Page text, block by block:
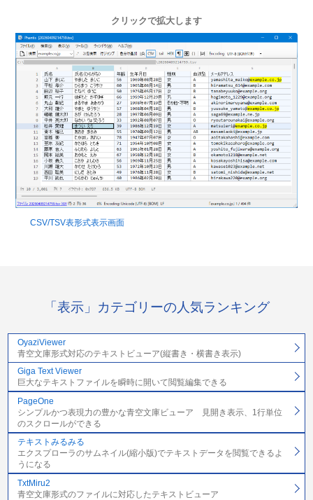
クリックで拡大します
CSV/TSV表形式表示画面
「表示」カテゴリーの人気ランキング
OyaziViewer
青空文庫形式対応のテキストビューア(縦書き・横書き表示)
Giga Text Viewer
巨大なテキストファイルを瞬時に開いて閲覧編集できる
PageOne
シンプルかつ表現力の豊かな青空文庫ビューア 見開き表示、1行単位
のスクロールができる
テキストみるみる
エクスプローラのサムネイル(縮小版)でテキストデータを閲覧できるよ
うになる
TxtMiru2
青空文庫形式のファイルに対応したテキストビューア